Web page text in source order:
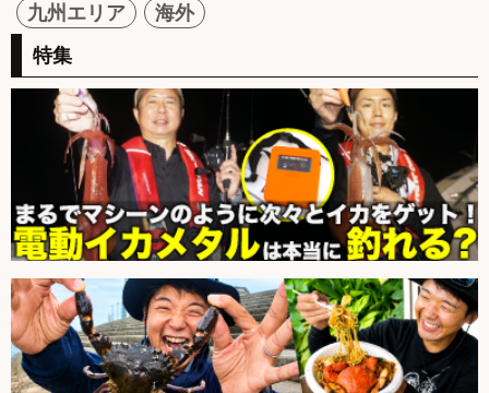
九州エリア
海外
特集